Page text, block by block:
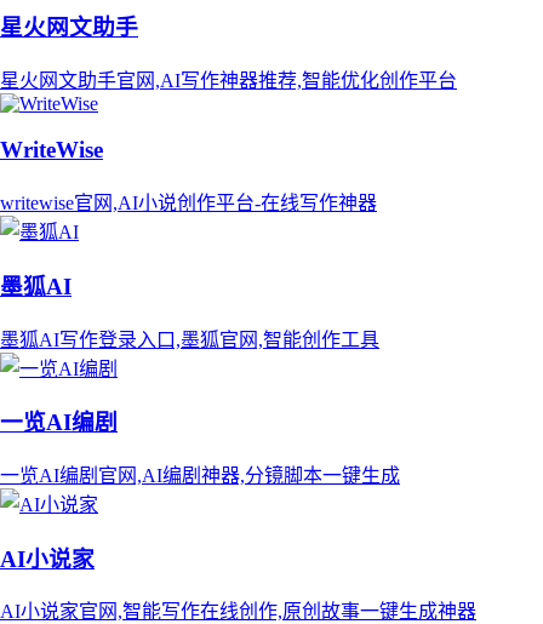
星火网文助手
星火网文助手官网,AI写作神器推荐,智能优化创作平台
WriteWise
writewise官网,AI小说创作平台-在线写作神器
墨狐AI
墨狐AI写作登录入口,墨狐官网,智能创作工具
一览AI编剧
一览AI编剧官网,AI编剧神器,分镜脚本一键生成
AI小说家
AI小说家官网,智能写作在线创作,原创故事一键生成神器